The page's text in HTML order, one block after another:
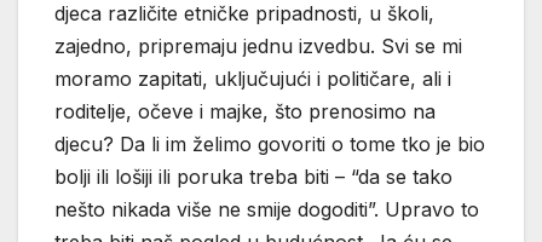
djeca različite etničke pripadnosti, u školi,
zajedno, pripremaju jednu izvedbu. Svi se mi
moramo zapitati, uključujući i političare, ali i
roditelje, očeve i majke, što prenosimo na
djecu? Da li im želimo govoriti o tome tko je bio
bolji ili lošiji ili poruka treba biti – “da se tako
nešto nikada više ne smije dogoditi”. Upravo to